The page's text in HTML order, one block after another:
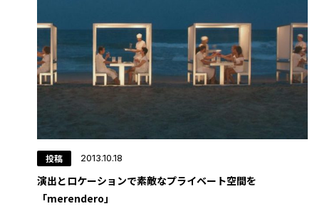
投稿 2013.10.18
演出とロケーションで素敵なプライベート空間を
「merendero」